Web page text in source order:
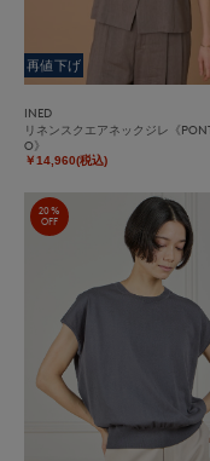
再値下げ
INED
リネンスクエアネックジレ《
O》
￥14,960(税込)
20%
OFF